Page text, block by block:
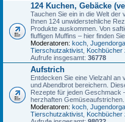
124 Kuchen, Gebäcke
Tauchen Sie ein in die Welt
Ihnen 124 unwiderstehliche
Produkte auskommen. Von
fluffigen Muffins – hier finden
Moderatoren: koch
Tierschutzaktivist Kochbücher
Aufrufe insgesamt: 36778
Aufstrich
Entdecken Sie eine Vielzahl
und Abendbrot bereichern.
Rezepte für jeden Geschmack
herzhaften Gemüseaufstrichen.
Moderatoren: koch
Tierschutzaktivist Kochbücher